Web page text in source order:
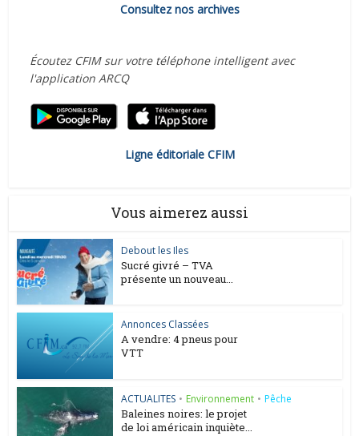
Consultez nos archives
Écoutez CFIM sur votre téléphone intelligent avec
l'application ARCQ
Ligne éditoriale CFIM
Vous aimerez aussi
Debout les Iles
Sucré givré – TVA
présente un nouveau...
Annonces Classées
A vendre: 4 pneus pour
VTT
ACTUALITES • Environnement • Pêche
Baleines noires: le projet
de loi américain inquiète...